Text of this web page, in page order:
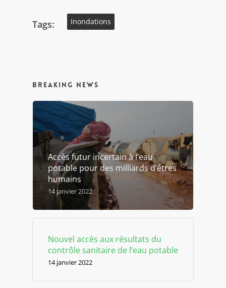
Tags: Inondations
Breaking news
Accès futur incertain à l’eau
potable pour des milliards d’êtres
humains
14 janvier 2022
Nouvel accès aux résultats du
contrôle sanitaire de l’eau potable
14 janvier 2022